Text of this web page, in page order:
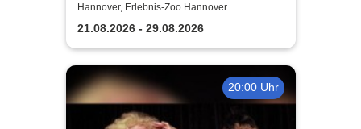
Hannover, Erlebnis-Zoo Hannover
21.08.2026 - 29.08.2026
20:00 Uhr